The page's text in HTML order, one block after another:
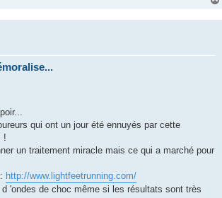
qui ont un jour été ennuyés par cette
!
un traitement miracle mais ce qui a marché pour
http://www.lightfeetrunning.com/
'ondes de choc même si les résultats sont très